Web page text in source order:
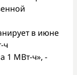
в июне
ч
1 МВт-ч», -